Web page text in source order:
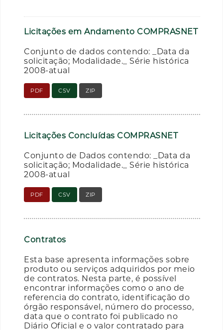
Licitações em Andamento COMPRASNET
Conjunto de dados contendo: _Data da
solicitação; Modalidade._ Série histórica
2008-atual
PDF CSV ZIP
Licitações Concluídas COMPRASNET
Conjunto de Dados contendo: _Data da
solicitação; Modalidade._ Série histórica
2008-atual
PDF CSV ZIP
Contratos
Esta base apresenta informações sobre
produto ou serviços adquiridos por meio
de contratos. Nesta parte, é possível
encontrar informações como o ano de
referencia do contrato, identificação do
órgão responsável, número do processo,
data que o contrato foi publicado no
Diário Oficial e o valor contratado para